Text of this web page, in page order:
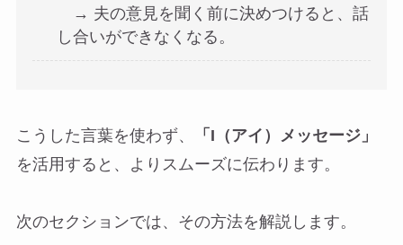
→ 夫の意見を聞く前に決めつけると、話
し合いができなくなる。
こうした言葉を使わず、
「I（アイ）メッセージ」
を活用すると、よりスムーズに伝わります。
次のセクションでは、その方法を解説します。